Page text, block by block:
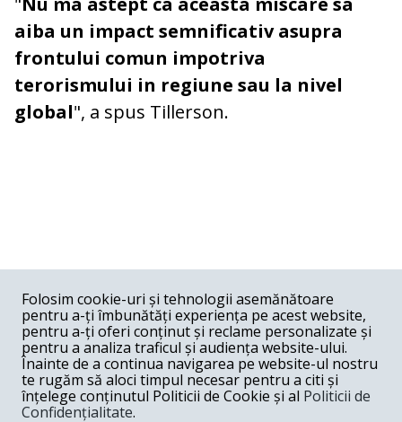
aiba un impact semnificativ asupra
frontului comun impotriva
terorismului in regiune sau la nivel
global", a spus Tillerson.
COMENTARII
Nume
Email
Folosim cookie-uri și tehnologii asemănătoare
pentru a-ți îmbunătăți experiența pe acest website,
pentru a-ți oferi conținut și reclame personalizate și
pentru a analiza traficul și audiența website-ului.
Înainte de a continua navigarea pe website-ul nostru
te rugăm să aloci timpul necesar pentru a citi și
înțelege conținutul Politicii de Cookie și al Politicii de
Confidențialitate.